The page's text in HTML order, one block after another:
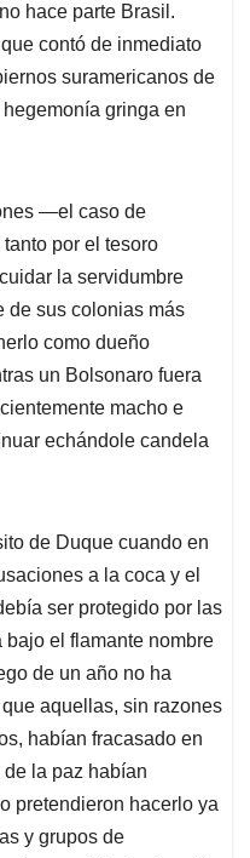
hace parte Brasil.
contó de inmediato
suramericanos de
gringa en
—el caso de
por el tesoro
la servidumbre
de sus colonias más
como dueño
un Bolsonaro fuera
macho e
echándole candela
de Duque cuando en
a la coca y el
ser protegido por las
bajo el flamante nombre
de un año no ha
aquellas, sin razones
habían fracasado en
la paz habían
pretendieron hacerlo ya
y grupos de